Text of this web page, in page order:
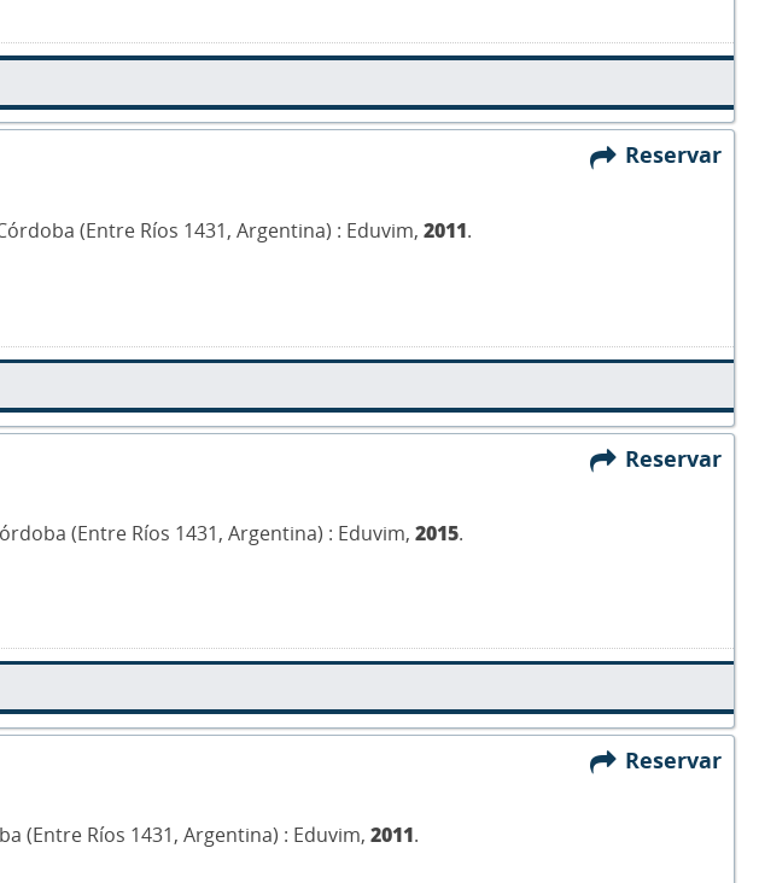
Reservar
(Entre Ríos 1431, Argentina) : Eduvim, 2011.
Reservar
(Entre Ríos 1431, Argentina) : Eduvim, 2015.
Reservar
(Entre Ríos 1431, Argentina) : Eduvim, 2011.